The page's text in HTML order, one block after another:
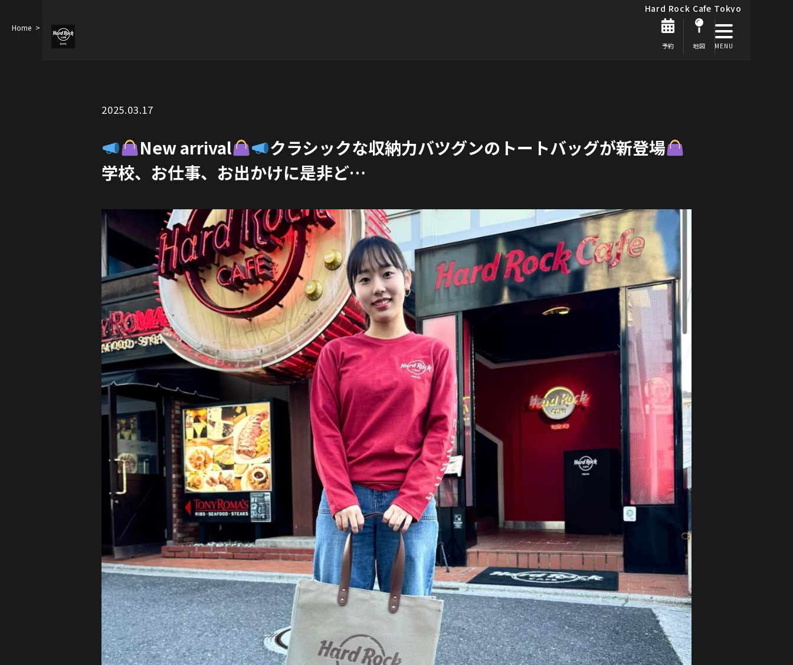
Hard Rock Cafe Tokyo
予約 地図
Home New arrival
2025.03.17
New arrival
クラシックな収納力バツグンのトートバッグが新登場
学校、お仕事、お出かけに是非ど…